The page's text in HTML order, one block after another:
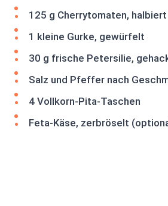
125 g Cherrytomaten, halbiert
1 kleine Gurke, gewürfelt
30 g frische Petersilie,
Salz und Pfeffer nach
4 Vollkorn-Pita-Taschen
Feta-Käse, zerbröselt